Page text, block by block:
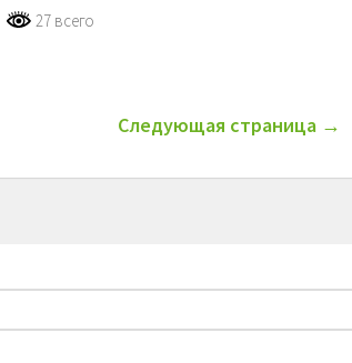
27 всего
Следующая страница →